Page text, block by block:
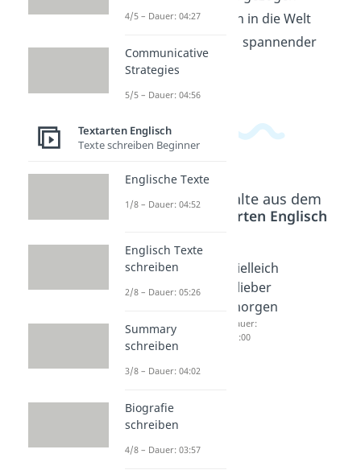
werden. Tauche ein in die Welt
voller Intrigen und spannender
Wendungen!
Beliebte Inhalte aus dem
Textarten Englisch
Coast to
Coast -
erisieru
ng
Cooper
Avatar 1
Zusam
Dauer:
Vielleich
t lieber
morgen
Dauer:
05:00
4/5 – Dauer: 04:27
Communicative
Strategies
5/5 – Dauer: 04:56
Textarten Englisch
Texte schreiben Beginner
Englische Texte
1/8 – Dauer: 04:52
Englisch Texte
schreiben
2/8 – Dauer: 05:26
Summary
schreiben
3/8 – Dauer: 04:02
Biografie
schreiben
4/8 – Dauer: 03:57